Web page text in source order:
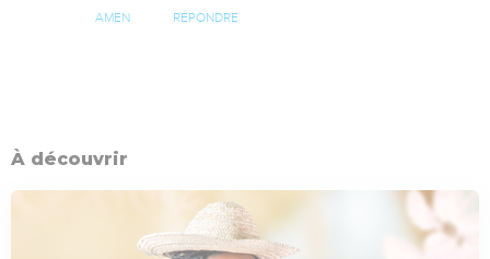
AMEN RÉPONDRE
À découvrir